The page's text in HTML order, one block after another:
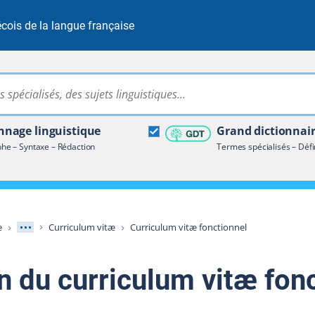
de la langue française
Rechercher dans tout le site
linguistique
– Syntaxe – Rédaction
Grand
Termes spécialisés –
terminologique
Afficher les niveaux intermédiaires
Curriculum vitæ Curriculum vitæ fonctionnel
du curriculum vitæ